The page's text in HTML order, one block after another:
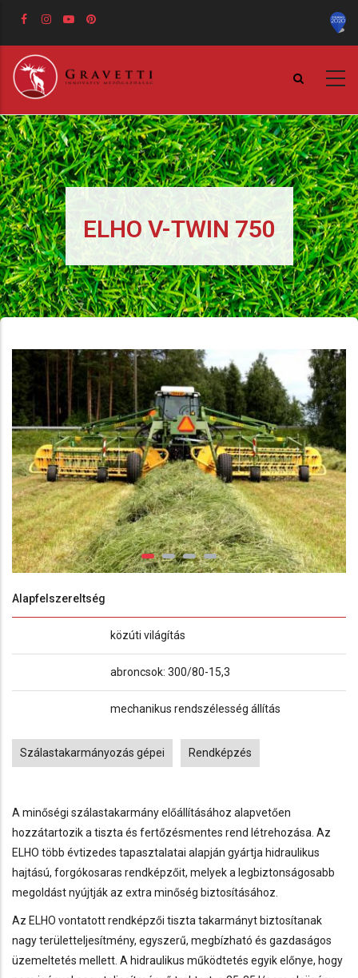
tartalomra
ELHO V-TWIN 750
Alapfelszereltség
közúti világítás
abroncsok: 300/80-15,3
mechanikus rendszélesség állítás
Tags
Szálastakarmányozás gépei Rendképzés
A minőségi szálastakarmány előállításához alapvetően
hozzátartozik a tiszta és fertőzésmentes rend létrehozása. Az
ELHO több évtizedes tapasztalatai alapján gyártja hidraulikus
hajtású, forgókosaras rendképzőit, melyek a legbiztonságosabb
megoldást nyújtják az extra minőség biztosításához.
Az ELHO vontatott rendképzői tiszta takarmányt biztosítanak
nagy területteljesítmény, egyszerű, megbízható és gazdaságos
üzemeltetés mellett. A hidraulikus működtetés egyik előnye, hogy